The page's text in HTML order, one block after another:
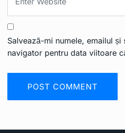
Salvează-mi numele, emailul
navigator pentru data viitoare